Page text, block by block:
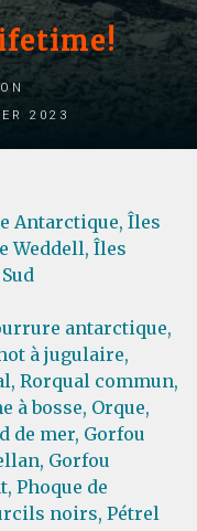
2023
Antarctique, Îles
Weddell, Îles
antarctique,
à jugulaire,
Rorqual commun,
à bosse, Orque,
de mer, Gorfou
Gorfou
Phoque de
noirs, Pétrel